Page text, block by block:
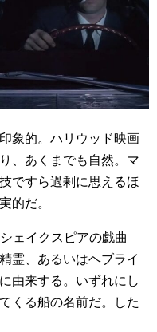
象的。ハリウッド映画
、あくまでも自然。マ
ですら過剰に思えるほ
的だ。
ェイクスピアの戯曲
霊、あるいはヘブライ
由来する。いずれにし
くる船の名前だ。した